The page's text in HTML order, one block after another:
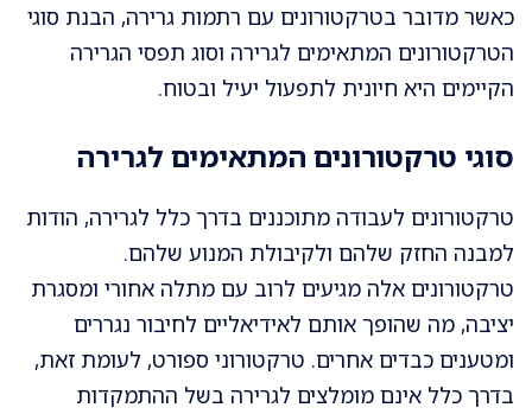
כאשר מדובר בטרקטורונים עם רתמות גרירה, הבנת סוגי
הטרקטורונים המתאימים לגרירה וסוג תפסי הגרירה
הקיימים היא חיונית לתפעול יעיל ובטוח.
סוגי טרקטורונים המתאימים לגרירה
טרקטורונים לעבודה מתוכננים בדרך כלל לגרירה, הודות
למבנה החזק שלהם ולקיבולת המנוע שלהם.
טרקטורונים אלה מגיעים לרוב עם מתלה אחורי ומסגרת
יציבה, מה שהופך אותם לאידיאליים לחיבור נגררים
ומטענים כבדים אחרים. טרקטורוני ספורט, לעומת זאת,
בדרך כלל אינם מומלצים לגרירה בשל ההתמקדות